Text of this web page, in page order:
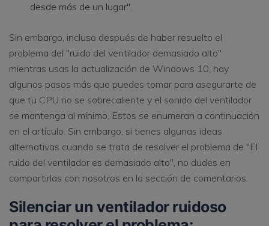
desde más de un lugar".
Sin embargo, incluso después de haber resuelto el
problema del "ruido del ventilador demasiado alto"
mientras usas la actualización de Windows 10, hay
algunos pasos más que puedes tomar para asegurarte de
que tu CPU no se sobrecaliente y el sonido del ventilador
se mantenga al mínimo. Estos se enumeran a continuación
en el artículo. Sin embargo, si tienes algunas ideas
alternativas cuando se trata de resolver el problema de "El
ruido del ventilador es demasiado alto", no dudes en
compartirlas con nosotros en la sección de comentarios.
Silenciar un ventilador ruidoso